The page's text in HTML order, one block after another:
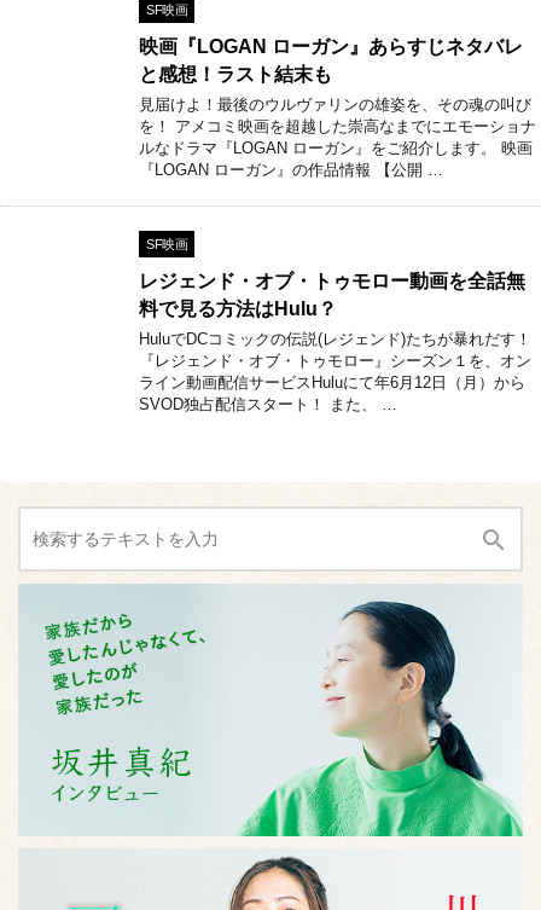
SF映画
映画『LOGAN ローガン』あらすじネタバレ
と感想！ラスト結末も
見届けよ！最後のウルヴァリンの雄姿を、その魂の叫び
を！ アメコミ映画を超越した崇高なまでにエモーショナ
ルなドラマ『LOGAN ローガン』をご紹介します。 映画
『LOGAN ローガン』の作品情報 【公開 …
SF映画
レジェンド・オブ・トゥモロー動画を全話無
料で見る方法はHulu？
HuluでDCコミックの伝説(レジェンド)たちが暴れだす！
『レジェンド・オブ・トゥモロー』シーズン１を、オン
ライン動画配信サービスHuluにて年6月12日（月）から
SVOD独占配信スタート！ また、 …